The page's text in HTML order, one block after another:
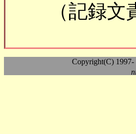
（記録
Copyright(C)